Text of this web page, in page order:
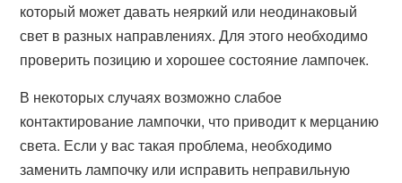
который может давать неяркий или неодинаковый
свет в разных направлениях. Для этого необходимо
проверить позицию и хорошее состояние лампочек.
В некоторых случаях возможно слабое
контактирование лампочки, что приводит к мерцанию
света. Если у вас такая проблема, необходимо
заменить лампочку или исправить неправильную